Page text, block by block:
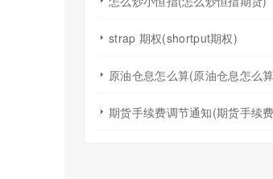
strap 期权(shortput期权)
原油仓息怎么算(原油仓息怎么
期货手续费调节通知(期货手续